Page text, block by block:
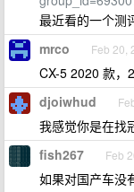
最近看的一个测
mrco Feb 20,
CX-5 2020 款，
djoiwhud
我感觉你是在找
fish267 Feb
如果对国产车没